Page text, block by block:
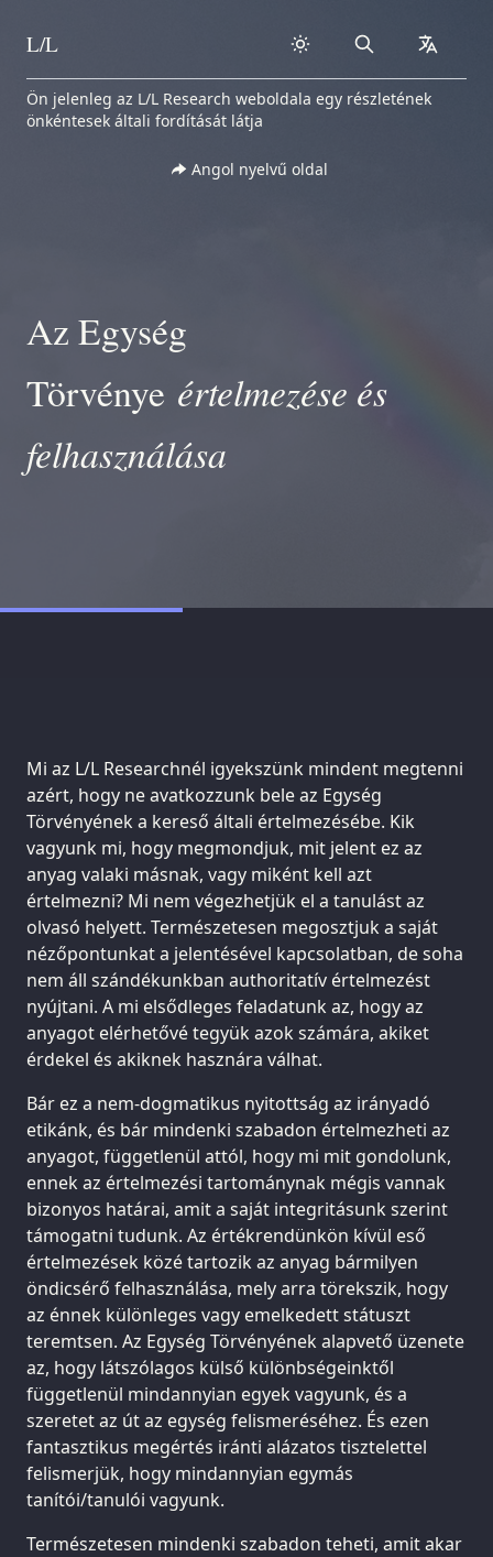
Skip to content
L/L Search
Ön jelenleg az L/L Research weboldala egy részletének
önkéntesek általi fordítását látja
Angol nyelvű oldal
Az Egység
Törvénye értelmezése és
felhasználása
Mi az L/L Researchnél igyekszünk mindent megtenni
azért, hogy ne avatkozzunk bele az Egység
Törvényének a kereső általi értelmezésébe. Kik
vagyunk mi, hogy megmondjuk, mit jelent ez az
anyag valaki másnak, vagy miként kell azt
értelmezni? Mi nem végezhetjük el a tanulást az
olvasó helyett. Természetesen megosztjuk a saját
nézőpontunkat a jelentésével kapcsolatban, de soha
nem áll szándékunkban authoritatív értelmezést
nyújtani. A mi elsődleges feladatunk az, hogy az
anyagot elérhetővé tegyük azok számára, akiket
érdekel és akiknek hasznára válhat.
Bár ez a nem-dogmatikus nyitottság az irányadó
etikánk, és bár mindenki szabadon értelmezheti az
anyagot, függetlenül attól, hogy mi mit gondolunk,
ennek az értelmezési tartománynak mégis vannak
bizonyos határai, amit a saját integritásunk szerint
támogatni tudunk. Az értékrendünkön kívül eső
értelmezések közé tartozik az anyag bármilyen
öndicsérő felhasználása, mely arra törekszik, hogy
az énnek különleges vagy emelkedett státuszt
teremtsen. Az Egység Törvényének alapvető üzenete
az, hogy látszólagos külső különbségeinktől
függetlenül mindannyian egyek vagyunk, és a
szeretet az út az egység felismeréséhez. És ezen
fantasztikus megértés iránti alázatos tisztelettel
felismerjük, hogy mindannyian egymás
tanítói/tanulói vagyunk.
Természetesen mindenki szabadon teheti, amit akar